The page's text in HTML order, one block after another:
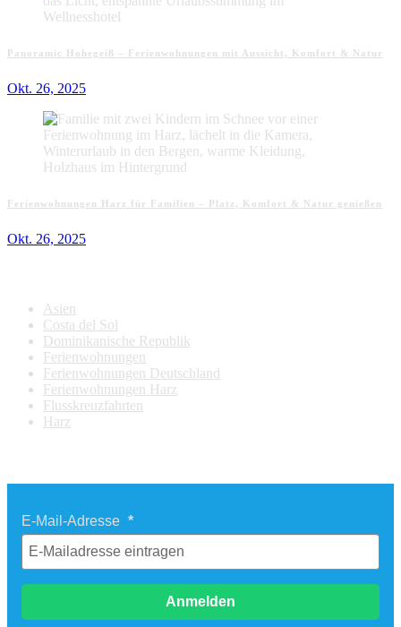
Panoramic Hohegeiß – Ferienwohnungen mit Aussicht, Komfort & Natur
Okt. 26, 2025
Ferienwohnungen Harz für Familien – Platz, Komfort & Natur genießen
Okt. 26, 2025
Asien
Costa del Sol
Dominikanische Republik
Ferienwohnungen
Ferienwohnungen Deutschland
Ferienwohnungen Harz
Flusskreuzfahrten
Harz
E-Mail-Adresse
Anmelden